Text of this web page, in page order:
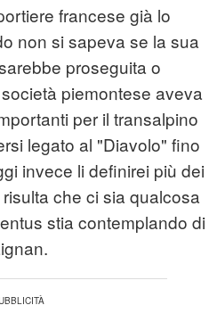
francese già lo
non si sapeva se la sua
proseguita o
piemontese aveva
per il transalpino
legato al "Diavolo" fino
invece li definirei più dei
che ci sia qualcosa
stia contemplando di